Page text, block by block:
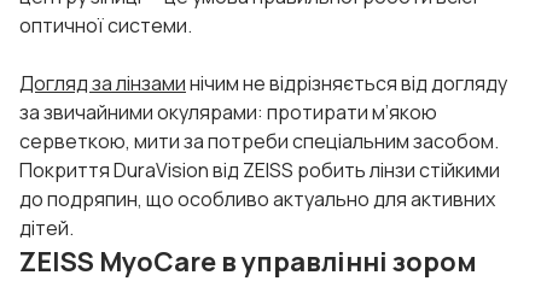
оптичної системи.
Догляд за лінзаминічим не відрізняється від догляду
за звичайними окулярами: протирати м’якою
серветкою, мити за потреби спеціальним засобом.
Покриття DuraVision від ZEISS робить лінзи стійкими
до подряпин, що особливо актуально для активних
дітей.
ZEISS MyoCare в управлінні зором